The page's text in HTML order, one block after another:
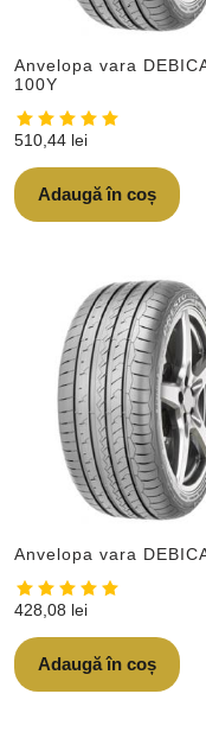
Anvelopa vara
100Y
510,44 lei
Adaugă în coș
Anvelopa vara
428,08 lei
Adaugă în coș